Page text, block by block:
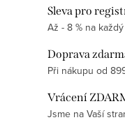
Sleva pro
Až - 8 % na
Doprava
Při nákupu od
Vrácení
Jsme na Vaší